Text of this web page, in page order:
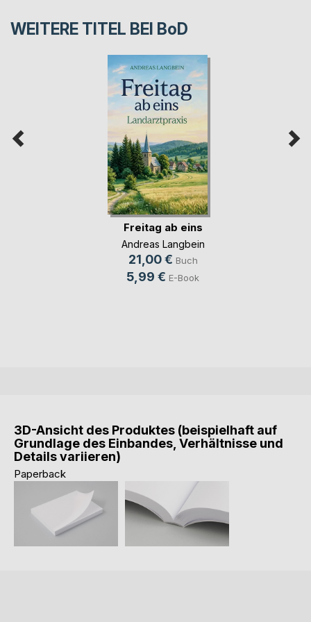
WEITERE TITEL BEI BoD
Freitag ab eins
Andreas Langbein
21,00 € Buch
5,99 € E-Book
3D-Ansicht des Produktes (beispielhaft auf
Grundlage des Einbandes, Verhältnisse und
Details variieren)
Paperback